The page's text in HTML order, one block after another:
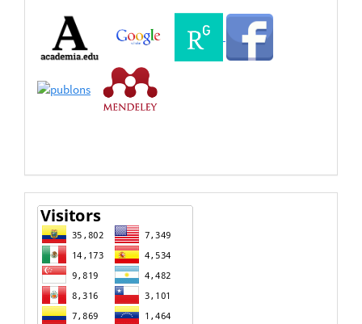
Buscadores
Bases
de
Datos
estadisticas